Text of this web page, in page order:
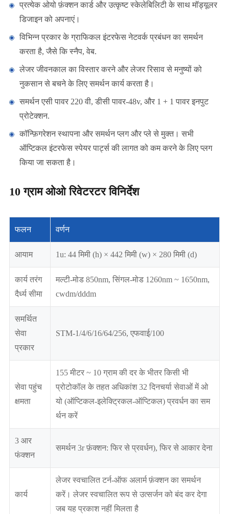
प्रत्येक ओयो फ़ंक्शन कार्ड और उत्कृष्ट स्केलेबिलिटी के साथ मॉड्यूलर
डिजाइन को अपनाएं।
विभिन्न प्रकार के ग्राफिकल इंटरफेस नेटवर्क प्रबंधन का समर्थन
करता है, जैसे कि स्नैप, वेब.
लेजर जीवनकाल का विस्तार करने और लेजर रिसाव से मनुष्यों को
नुकसान से बचने के लिए समर्थन कार्य करता है।
समर्थन एसी पावर 220 वी, डीसी पावर-48v, और 1 + 1 पावर इनपुट
प्रोटेक्शन.
कॉन्फ़िगरेशन स्थापना और समर्थन प्लग और प्ले से मुक्त। सभी
ऑप्टिकल इंटरफेस स्पेयर पार्ट्स की लागत को कम करने के लिए प्लग
किया जा सकता है।
10 ग्राम ओओ रिवेटरटर विनिर्देश
फलन वर्णन
आयाम 1u: 44 मिमी (h) × 442 मिमी (w) × 280 मिमी (d)
कार्य तरंग
दैर्ध्य सीमा
मल्टी-मोड 850nm, सिंगल-मोड 1260nm ~ 1650nm,
cwdm/dddm
समर्थित
सेवा
प्रकार
STM-1/4/6/16/64/256, एफवाई/100
सेवा पहुंच
क्षमता
155 मीटर ~ 10 ग्राम की दर के भीतर किसी भी
प्रोटोकॉल के तहत अधिकांश 32 दिनचर्या सेवाओं में ओ
यो (ऑप्टिकल-इलेक्ट्रिकल-ऑप्टिकल) प्रवर्धन का सम
र्थन करें
3 आर
फंक्शन
समर्थन 3r फ़ंक्शन: फिर से प्रवर्धन), फिर से आकार देना
कार्य
लेजर स्वचालित टर्न-ऑफ अलार्म फ़ंक्शन का समर्थन
करें। लेजर स्वचालित रूप से उत्सर्जन को बंद कर देगा
जब यह प्रकाश नहीं मिलता है